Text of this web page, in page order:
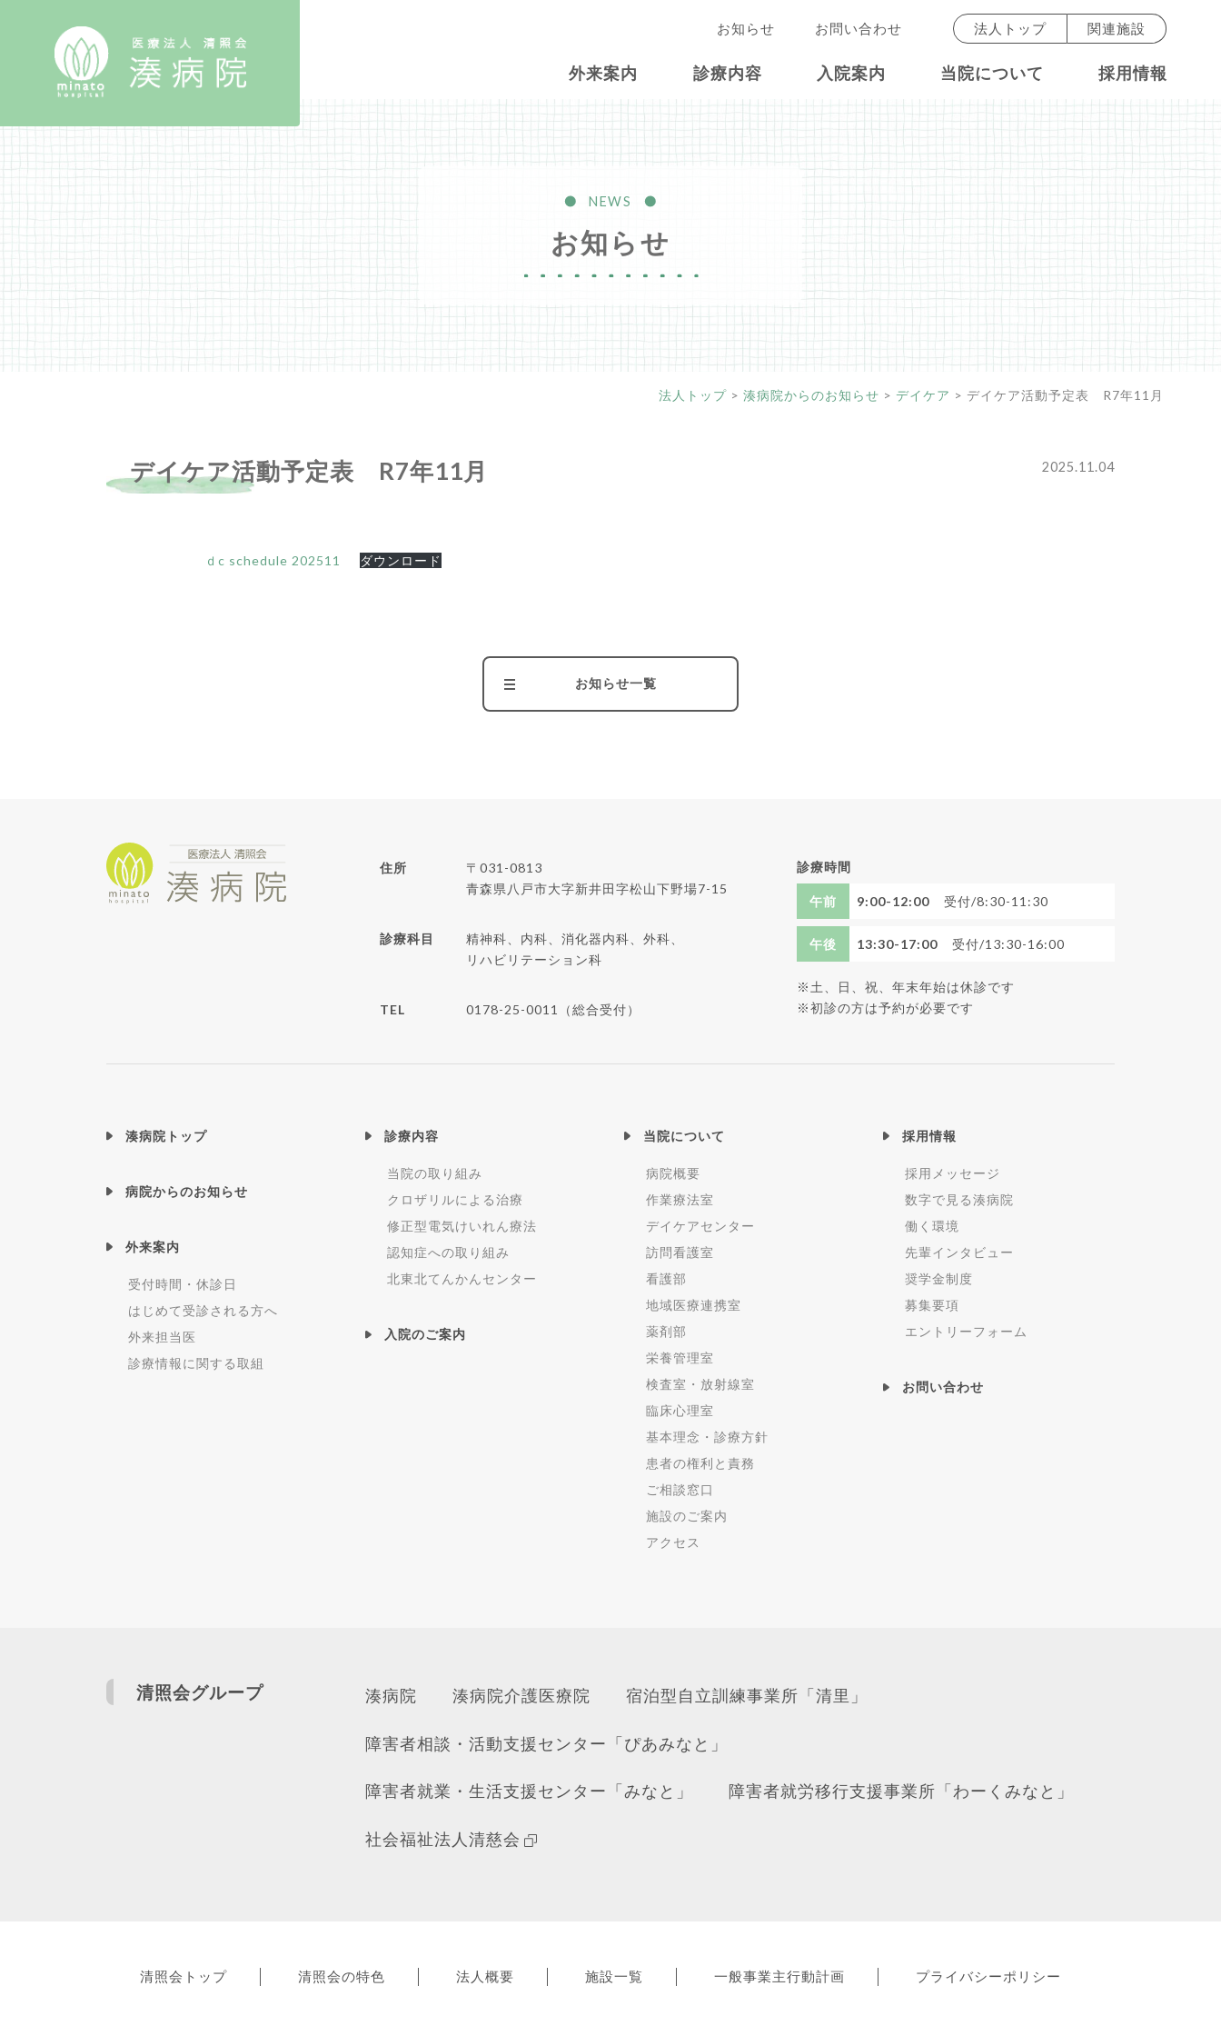
お知らせ お問い合わせ 法人トップ 関連施設
外来案内 診療内容 入院案内 当院について 採用情報
NEWS
お知らせ
法人トップ > 湊病院からのお知らせ > デイケア > デイケア活動予定表 R7年11月
デイケア活動予定表 R7年11月 2025.11.04
ｄc schedule 202511 ダウンロード
お知らせ一覧
住所
〒031-0813
青森県八戸市大字新井田字松山下野場7-15
診療科目
精神科、内科、消化器内科、外科、
リハビリテーション科
TEL 0178-25-0011（総合受付）
診療時間
午前 9:00-12:00 受付/8:30-11:30
午後 13:30-17:00 受付/13:30-16:00
※土、日、祝、年末年始は休診です
※初診の方は予約が必要です
湊病院トップ
病院からのお知らせ
外来案内
受付時間・休診日
はじめて受診される方へ
外来担当医
診療情報に関する取組
診療内容
当院の取り組み
クロザリルによる治療
修正型電気けいれん療法
認知症への取り組み
北東北てんかんセンター
入院のご案内
当院について
病院概要
作業療法室
デイケアセンター
訪問看護室
看護部
地域医療連携室
薬剤部
栄養管理室
検査室・放射線室
臨床心理室
基本理念・診療方針
患者の権利と責務
ご相談窓口
施設のご案内
アクセス
採用情報
採用メッセージ
数字で見る湊病院
働く環境
先輩インタビュー
奨学金制度
募集要項
エントリーフォーム
お問い合わせ
清照会グループ 湊病院 湊病院介護医療院 宿泊型自立訓練事業所「清里」
障害者相談・活動支援センター「ぴあみなと」
障害者就業・生活支援センター「みなと」 障害者就労移行支援事業所「わーくみなと」
社会福祉法人清慈会
清照会トップ 清照会の特色 法人概要 施設一覧 一般事業主行動計画 プライバシーポリシー